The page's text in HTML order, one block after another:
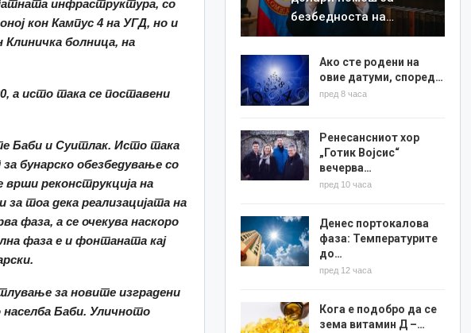
инфраструктура, со
кон Кампус 4 на УГД, но и
болница, на
а исто така се поставени
Баби и Суитлак. Исто така
бунарско обезбедување со
реконструкција на
за тоа дека реализацијата на
фаза, а се очекува наскоро
фаза е и фонтаната кај
за новите изградени
Баби. Уличното
безбедноста на…
Ако сте родени на
овие датуми, според…
пред 8 часа
Ренесансниот хор
„Готик Војсис“
вечерва…
пред 10 часа
Денес портокалова
фаза: Температурите
до…
пред 12 часа
Кога е подобро да се
зема витамин Д –…